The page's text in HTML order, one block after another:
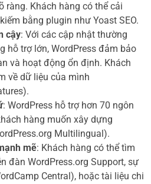
ràng. Khách hàng có thể cải
bằng plugin như Yoast SEO.
cậy: Với các cập nhật thường
hỗ trợ lớn, WordPress đảm bảo
và hoạt động ổn định. Khách
về dữ liệu của mình
: WordPress hỗ trợ hơn 70 ngôn
hàng muốn xây dựng
Multilingual).
mẽ: Khách hàng có thể tìm
đàn WordPress.org Support, sự
Central), hoặc tài liệu chi